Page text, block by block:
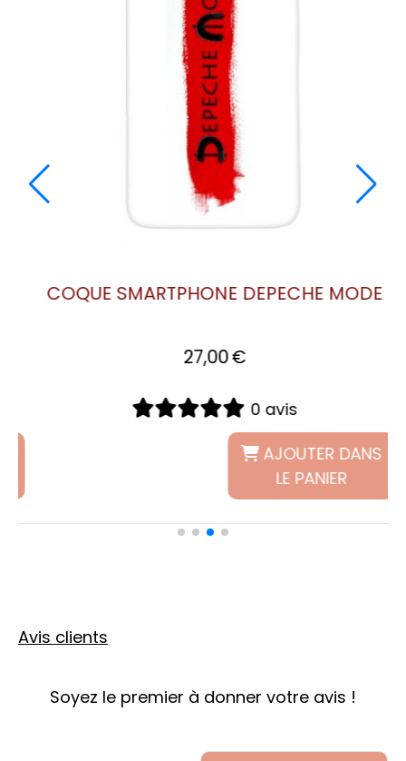
LOGO SPIRIT 2017
27,00€
1 avis
AJOUTER DANS
LE PANIER
Avis clients
Soyez le premier à donner votre avis !